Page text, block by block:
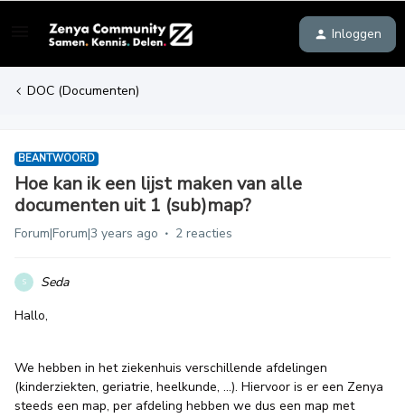
Inloggen
DOC (Documenten)
BEANTWOORD
Hoe kan ik een lijst maken van alle
documenten uit 1 (sub)map?
Forum|Forum|3 years ago 2 reacties
S
Seda
Hallo,
We hebben in het ziekenhuis verschillende afdelingen
(kinderziekten, geriatrie, heelkunde, ...). Hiervoor is er een Zenya
steeds een map, per afdeling hebben we dus een map met